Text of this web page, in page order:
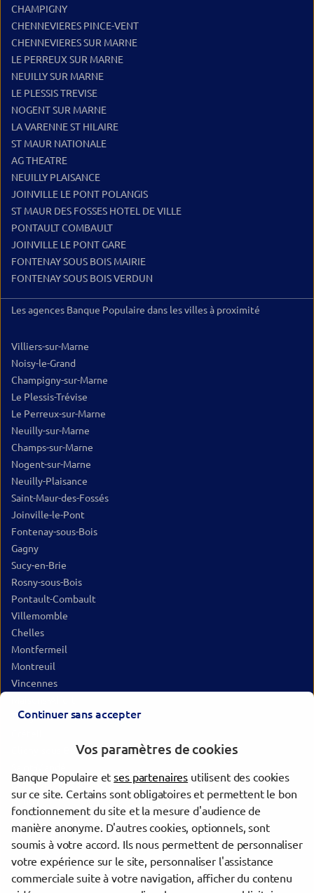
CHAMPIGNY
CHENNEVIERES PINCE-VENT
CHENNEVIERES SUR MARNE
LE PERREUX SUR MARNE
NEUILLY SUR MARNE
LE PLESSIS TREVISE
NOGENT SUR MARNE
LA VARENNE ST HILAIRE
ST MAUR NATIONALE
AG THEATRE
NEUILLY PLAISANCE
JOINVILLE LE PONT POLANGIS
ST MAUR DES FOSSES HOTEL DE VILLE
PONTAULT COMBAULT
JOINVILLE LE PONT GARE
FONTENAY SOUS BOIS MAIRIE
FONTENAY SOUS BOIS VERDUN
Les agences Banque Populaire dans les villes à proximité
Villiers-sur-Marne
Noisy-le-Grand
Champigny-sur-Marne
Le Plessis-Trévise
Le Perreux-sur-Marne
Neuilly-sur-Marne
Champs-sur-Marne
Nogent-sur-Marne
Neuilly-Plaisance
Saint-Maur-des-Fossés
Joinville-le-Pont
Fontenay-sous-Bois
Gagny
Sucy-en-Brie
Rosny-sous-Bois
Pontault-Combault
Villemomble
Chelles
Montfermeil
Montreuil
Vincennes
Torcy
Clichy-sous-Bois
Les Pavillons-sous-Bois
Bondy
Noisy-le-Sec
Alfortville
Trouver une agence Banque Populaire
Continuer sans accepter
Vos paramètres de cookies
Banque Populaire etses partenaires utilisent des cookies
sur ce site. Certains sont obligatoires et permettent le bon
fonctionnement du site et la mesure d'audience de
manière anonyme. D'autres cookies, optionnels, sont
soumis à votre accord. Ils nous permettent de personnaliser
votre expérience sur le site, personnaliser l'assistance
commerciale suite à votre navigation, afficher du contenu